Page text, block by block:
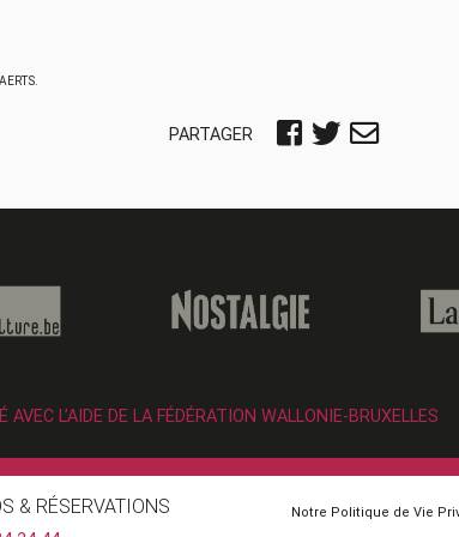
PARTAGER
AVEC L’AIDE DE LA FÉDÉRATION WALLONIE-BRUXELLES
& RÉSERVATIONS Notre Politique de Vie